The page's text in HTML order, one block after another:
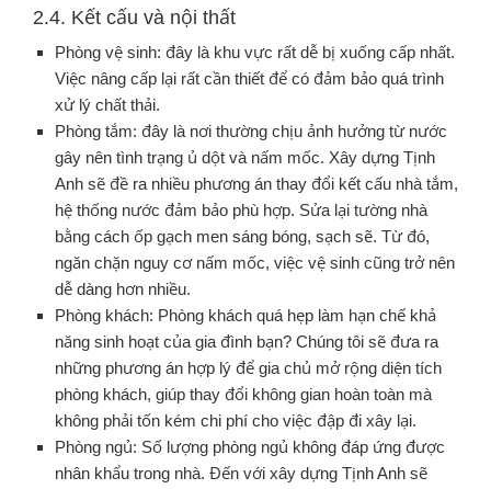
2.4. Kết cấu và nội thất
Phòng vệ sinh: đây là khu vực rất dễ bị xuống cấp nhất.
Việc nâng cấp lại rất cần thiết để có đảm bảo quá trình
xử lý chất thải.
Phòng tắm: đây là nơi thường chịu ảnh hưởng từ nước
gây nên tình trạng ủ dột và nấm mốc. Xây dựng Tịnh
Anh sẽ đề ra nhiều phương án thay đổi kết cấu nhà tắm,
hệ thống nước đảm bảo phù hợp. Sửa lại tường nhà
bằng cách ốp gạch men sáng bóng, sạch sẽ. Từ đó,
ngăn chặn nguy cơ nấm mốc, việc vệ sinh cũng trở nên
dễ dàng hơn nhiều.
Phòng khách: Phòng khách quá hẹp làm hạn chế khả
năng sinh hoạt của gia đình bạn? Chúng tôi sẽ đưa ra
những phương án hợp lý để gia chủ mở rộng diện tích
phòng khách, giúp thay đổi không gian hoàn toàn mà
không phải tốn kém chi phí cho việc đập đi xây lại.
Phòng ngủ: Số lượng phòng ngủ không đáp ứng được
nhân khẩu trong nhà. Đến với xây dựng Tịnh Anh sẽ